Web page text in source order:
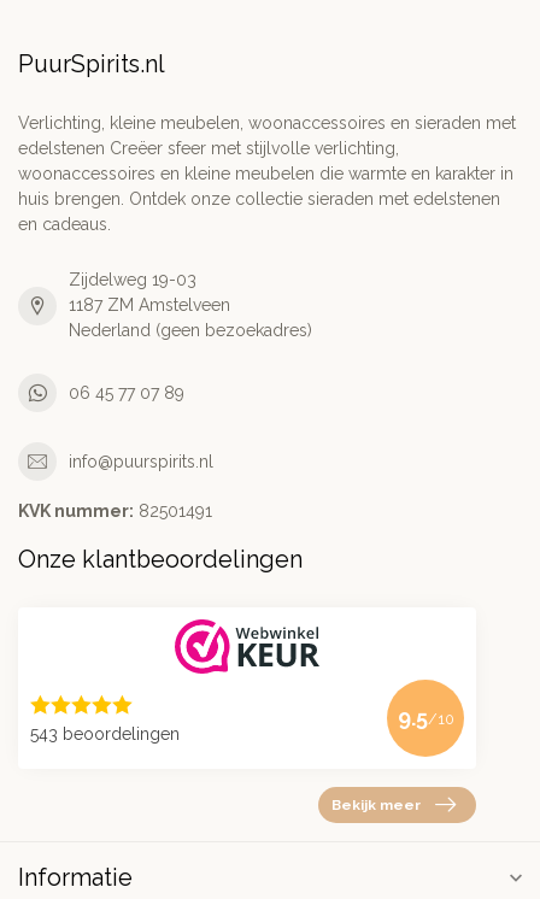
PuurSpirits.nl
Verlichting, kleine meubelen, woonaccessoires en sieraden met
edelstenen Creëer sfeer met stijlvolle verlichting,
woonaccessoires en kleine meubelen die warmte en karakter in
huis brengen. Ontdek onze collectie sieraden met edelstenen
en cadeaus.
Zijdelweg 19-03
1187 ZM Amstelveen
Nederland (geen bezoekadres)
06 45 77 07 89
info@puurspirits.nl
KVK nummer: 82501491
Onze klantbeoordelingen
543 beoordelingen
9.5/10
Bekijk meer
Informatie